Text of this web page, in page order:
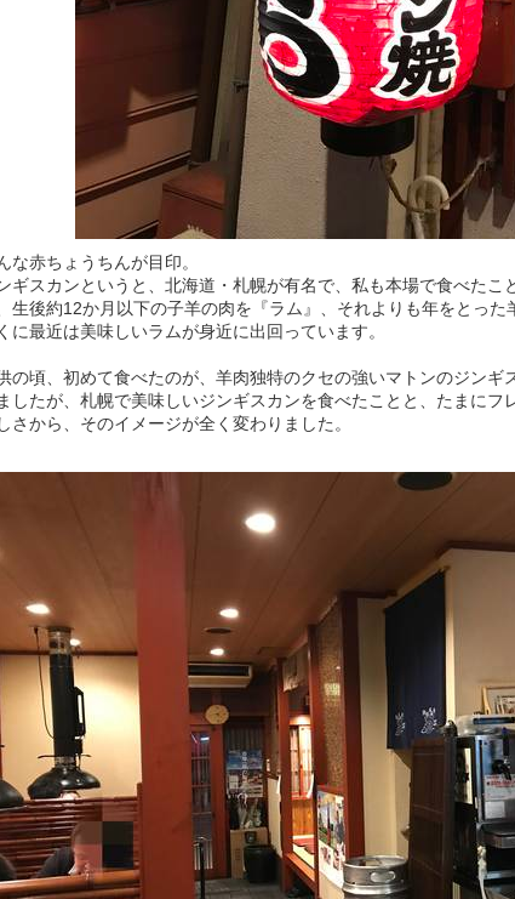
な赤ちょうちんが目印。
ギスカンというと、北海道・札幌が有名で、私も本場で食べたこ
生後約12か月以下の子羊の肉を『ラム』、それよりも年をとった
に最近は美味しいラムが身近に出回っています。
の頃、初めて食べたのが、羊肉独特のクセの強いマトンのジンギ
したが、札幌で美味しいジンギスカンを食べたことと、たまにフ
さから、そのイメージが全く変わりました。